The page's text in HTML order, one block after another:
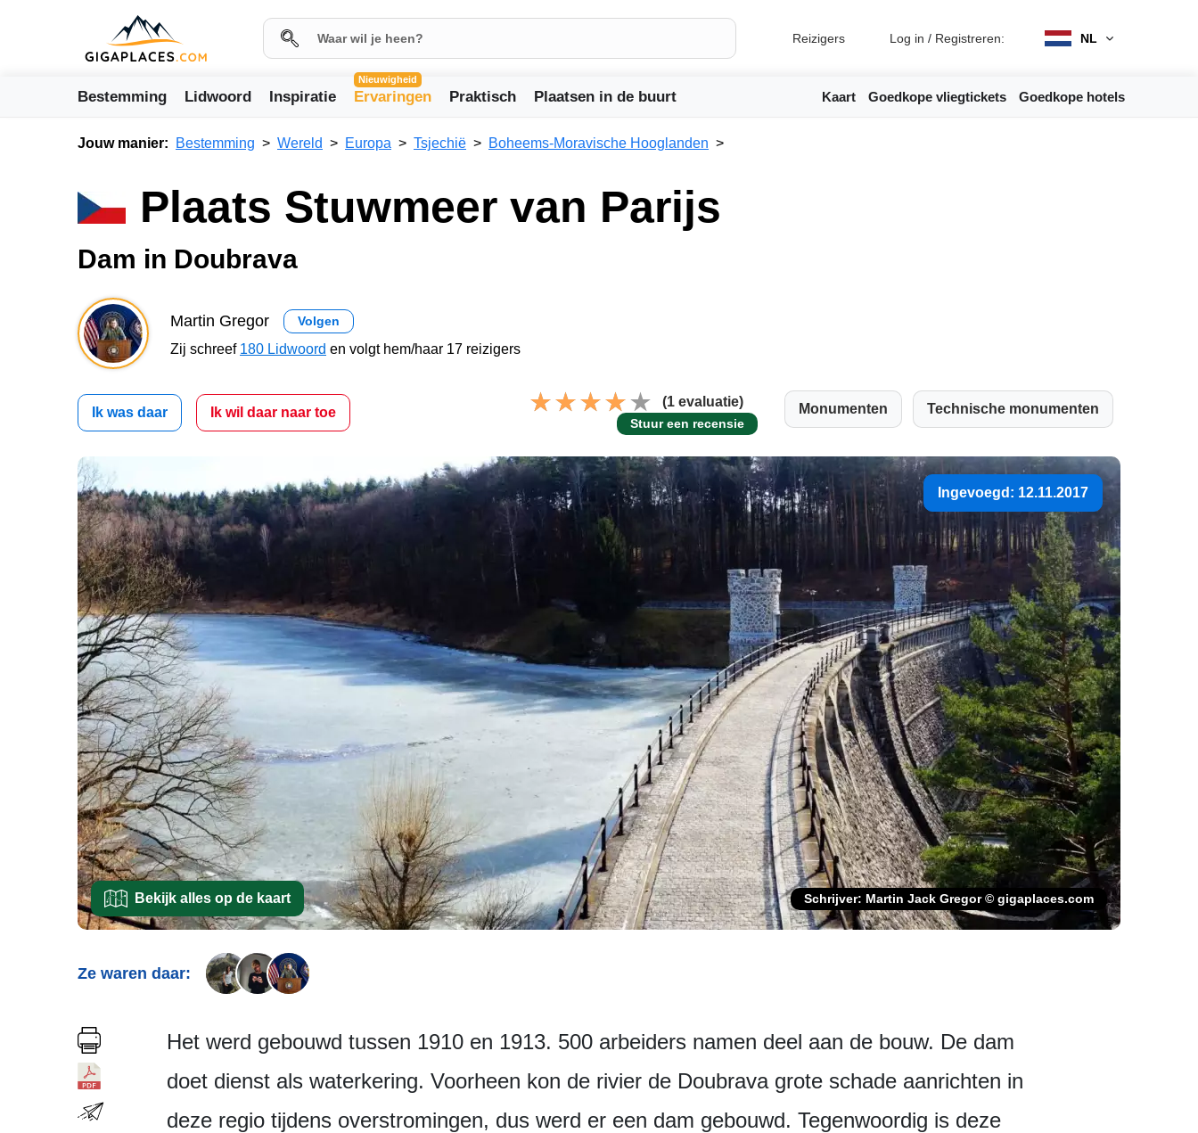
Reizigers Log in / Registreren: NL
Bestemming Lidwoord Inspiratie
Nieuwigheid
Ervaringen Praktisch Plaatsen in de buurt Kaart Goedkope vliegtickets Goedkope hotels
Jouw manier: Bestemming Wereld Europa Tsjechië Boheems-Moravische Hooglanden
Plaats Stuwmeer van Parijs
Dam in Doubrava
Martin Gregor Volgen
Zij schreef 180 Lidwoord en volgt hem/haar 17 reizigers
Ik was daar Ik wil daar naar toe
(1 evaluatie)
Stuur een recensie
Monumenten Technische monumenten
Ingevoegd: 12.11.2017
Bekijk alles op de kaart Schrijver: Martin Jack Gregor © gigaplaces.com
Ze waren daar:
Het werd gebouwd tussen 1910 en 1913. 500 arbeiders namen deel aan de bouw. De dam
doet dienst als waterkering. Voorheen kon de rivier de Doubrava grote schade aanrichten in
deze regio tijdens overstromingen, dus werd er een dam gebouwd. Tegenwoordig is deze